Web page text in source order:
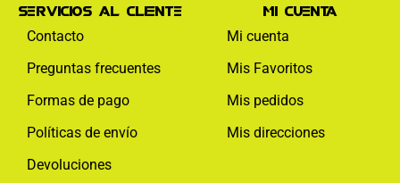
Servicios al cliente
Contacto
Preguntas frecuentes
Formas de pago
Políticas de envío
Devoluciones
Mi cuenta
Mi cuenta
Mis Favoritos
Mis pedidos
Mis direcciones